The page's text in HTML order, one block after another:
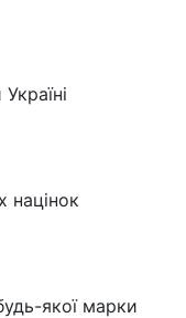
націнок
якої марки